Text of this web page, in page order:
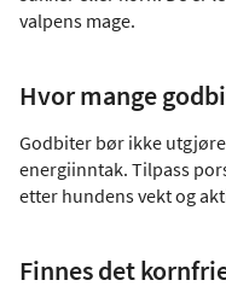
valpens mage.
Hvor mange
Godbiter bør ikke
energiinntak. Tilpass
etter hundens vekt og
Finnes det